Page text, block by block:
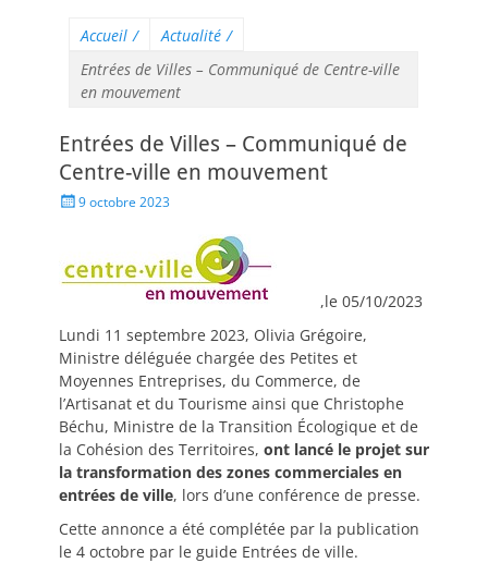
Accueil / Actualité /
Entrées de Villes – Communiqué de Centre-ville
en mouvement
Entrées de Villes – Communiqué de
Centre-ville en mouvement
9 octobre 2023
,le 05/10/2023
Lundi 11 septembre 2023, Olivia Grégoire,
Ministre déléguée chargée des Petites et
Moyennes Entreprises, du Commerce, de
l’Artisanat et du Tourisme ainsi que Christophe
Béchu, Ministre de la Transition Écologique et de
la Cohésion des Territoires, ont lancé le projet sur
la transformation des zones commerciales en
entrées de ville, lors d’une conférence de presse.
Cette annonce a été complétée par la publication
le 4 octobre par le guide Entrées de ville.